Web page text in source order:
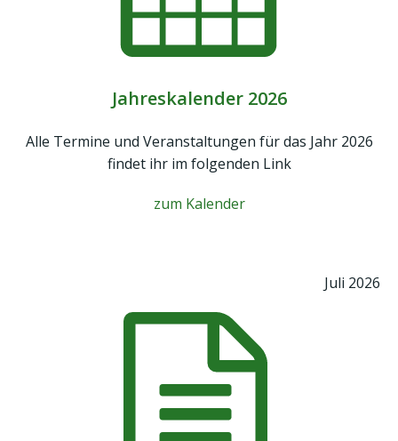
Jahreskalender 2026
Alle Termine und Veranstaltungen für das Jahr 2026
findet ihr im folgenden Link
zum Kalender
Juli 2026